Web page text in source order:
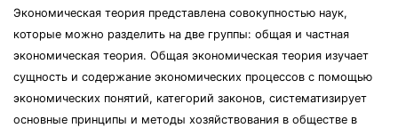
Экономическая теория представлена совокупностью наук,
которые можно разделить на две группы: общая и частная
экономическая теория. Общая экономическая теория изучает
сущность и содержание экономических процессов с помощью
экономических понятий, категорий законов, систематизирует
основные принципы и методы хозяйствования в обществе в